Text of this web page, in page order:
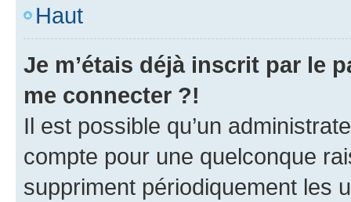
Haut
Je m’étais déjà inscrit par le
me connecter ?!
Il est possible qu’un
compte pour une quelconque
suppriment périodiquement les